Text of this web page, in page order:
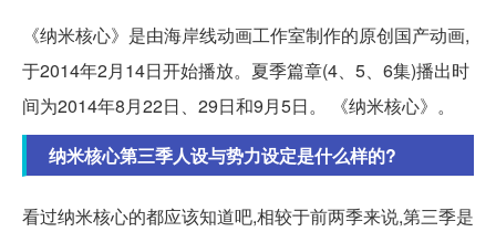
《纳米核心》是由海岸线动画工作室制作的原创国产动画,
于2014年2月14日开始播放。夏季篇章(4、5、6集)播出时
间为2014年8月22日、29日和9月5日。 《纳米核心》。
纳米核心第三季人设与势力设定是什么样的?
看过纳米核心的都应该知道吧,相较于前两季来说,第三季是